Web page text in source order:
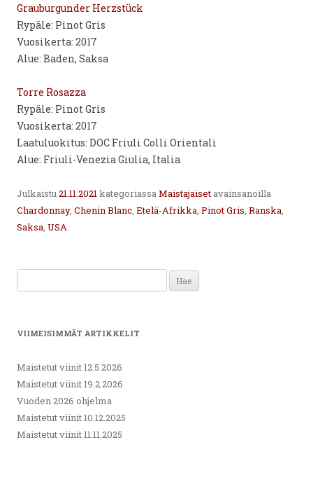
Grauburgunder Herzstück
Rypäle: Pinot Gris
Vuosikerta: 2017
Alue: Baden, Saksa
Torre Rosazza
Rypäle: Pinot Gris
Vuosikerta: 2017
Laatuluokitus: DOC Friuli Colli Orientali
Alue: Friuli-Venezia Giulia, Italia
Julkaistu21.11.2021kategoriassaMaistajaiset avainsanoilla
Chardonnay, Chenin Blanc, Etelä-Afrikka, Pinot Gris, Ranska,
Saksa, USA.
VIIMEISIMMÄT ARTIKKELIT
Maistetut viinit 12.5.2026
Maistetut viinit 19.2.2026
Vuoden 2026 ohjelma
Maistetut viinit 10.12.2025
Maistetut viinit 11.11.2025